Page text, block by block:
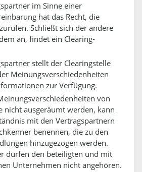
im Sinne einer
hat das Recht, die
Schließt sich der andere
an, findet ein Clearing-
stellt der Clearingstelle
Meinungsverschiedenheiten
zur Verfügung.
von
nicht ausgeräumt werden, kann
mit den Vertragspartnern
benennen, die zu den
hinzugezogen werden.
dürfen den beteiligten und mit
Unternehmen nicht angehören.